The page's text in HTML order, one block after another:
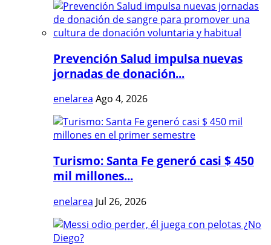
Prevención Salud impulsa nuevas
jornadas de donación...
enelarea Ago 4, 2026
Turismo: Santa Fe generó casi $ 450
mil millones...
enelarea Jul 26, 2026